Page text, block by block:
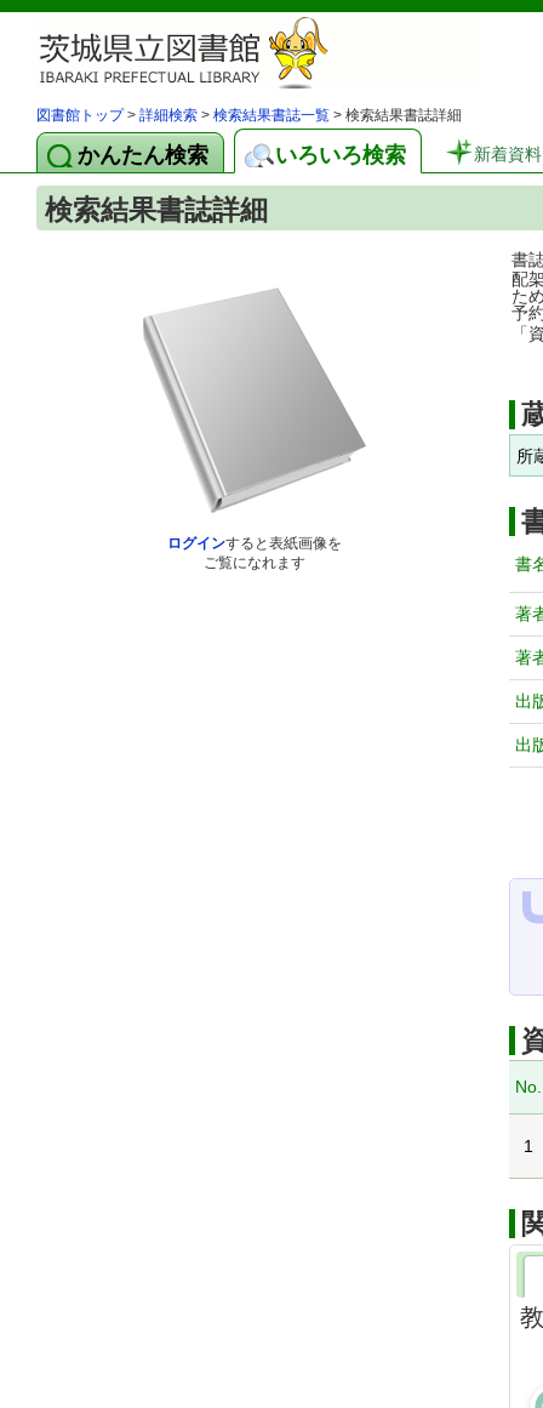
図書館トップ> 詳細検索 > 検索結果書誌一覧 > 検索結果書誌詳細
かんたん検索 いろいろ検索 新着資料
検索結果書誌詳細
ログインすると表紙画像を
ご覧になれます
書
配
た
予
「
所
書
著
著
出
出
No.
1